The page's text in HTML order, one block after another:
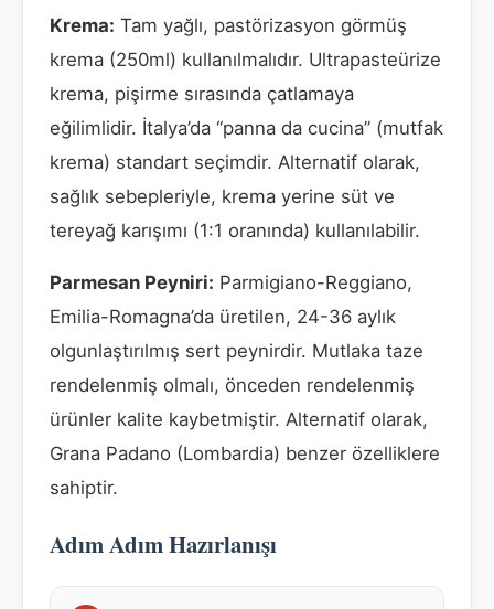
Krema: Tam yağlı, pastörizasyon görmüş
krema (250ml) kullanılmalıdır. Ultrapasteürize
krema, pişirme sırasında çatlamaya
eğilimlidir. İtalya’da “panna da cucina” (mutfak
krema) standart seçimdir. Alternatif olarak,
sağlık sebepleriyle, krema yerine süt ve
tereyağ karışımı (1:1 oranında) kullanılabilir.
Parmesan Peyniri: Parmigiano-Reggiano,
Emilia-Romagna’da üretilen, 24-36 aylık
olgunlaştırılmış sert peynirdir. Mutlaka taze
rendelenmiş olmalı, önceden rendelenmiş
ürünler kalite kaybetmiştir. Alternatif olarak,
Grana Padano (Lombardia) benzer özelliklere
sahiptir.
Adım Adım Hazırlanışı